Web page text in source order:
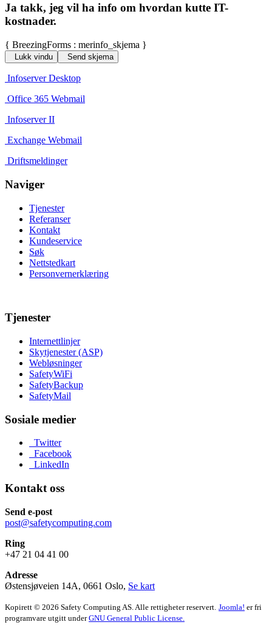
Ja takk, jeg vil ha info om hvordan kutte IT-
kostnader.
{ BreezingForms : merinfo_skjema }
Lukk vindu Send skjema
Infoserver Desktop
Office 365 Webmail
Infoserver II
Exchange Webmail
Driftsmeldinger
Naviger
Tjenester
Referanser
Kontakt
Kundeservice
Søk
Nettstedkart
Personvernerklæring
Tjenester
Internettlinjer
Skytjenester (ASP)
Webløsninger
SafetyWiFi
SafetyBackup
SafetyMail
Sosiale medier
Twitter
Facebook
LinkedIn
Kontakt oss
Send e-post
post@safetycomputing.com
Ring
+47 21 04 41 00
Adresse
Østensjøveien 14A, 0661 Oslo, Se kart
Kopirett © 2026 Safety Computing AS. Alle rettigheter reservert. Joomla! er fri
programvare utgitt underGNU General Public License.